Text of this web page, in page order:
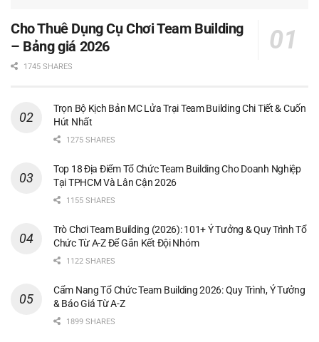
Cho Thuê Dụng Cụ Chơi Team Building
– Bảng giá 2026
1745 SHARES
Trọn Bộ Kịch Bản MC Lửa Trại Team Building Chi Tiết & Cuốn
Hút Nhất
1275 SHARES
Top 18 Địa Điểm Tổ Chức Team Building Cho Doanh Nghiệp
Tại TPHCM Và Lân Cận 2026
1155 SHARES
Trò Chơi Team Building (2026): 101+ Ý Tưởng & Quy Trình Tổ
Chức Từ A-Z Để Gắn Kết Đội Nhóm
1122 SHARES
Cẩm Nang Tổ Chức Team Building 2026: Quy Trình, Ý Tưởng
& Báo Giá Từ A-Z
1899 SHARES